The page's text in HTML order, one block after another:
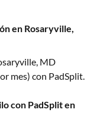
en Rosaryville,
MD
mes) con PadSplit.
con PadSplit en